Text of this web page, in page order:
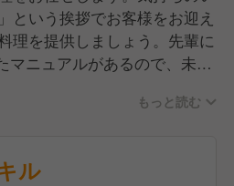
という挨拶でお客様をお迎え
理を提供しましょう。先輩に
マニュアルがあるので、未経
店舗運営に関する業務も覚え
ト管理などをお任せします。
もっと読む
ル